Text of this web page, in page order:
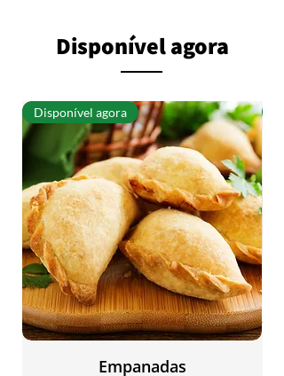
Disponível agora
Empanadas
Disponível agora